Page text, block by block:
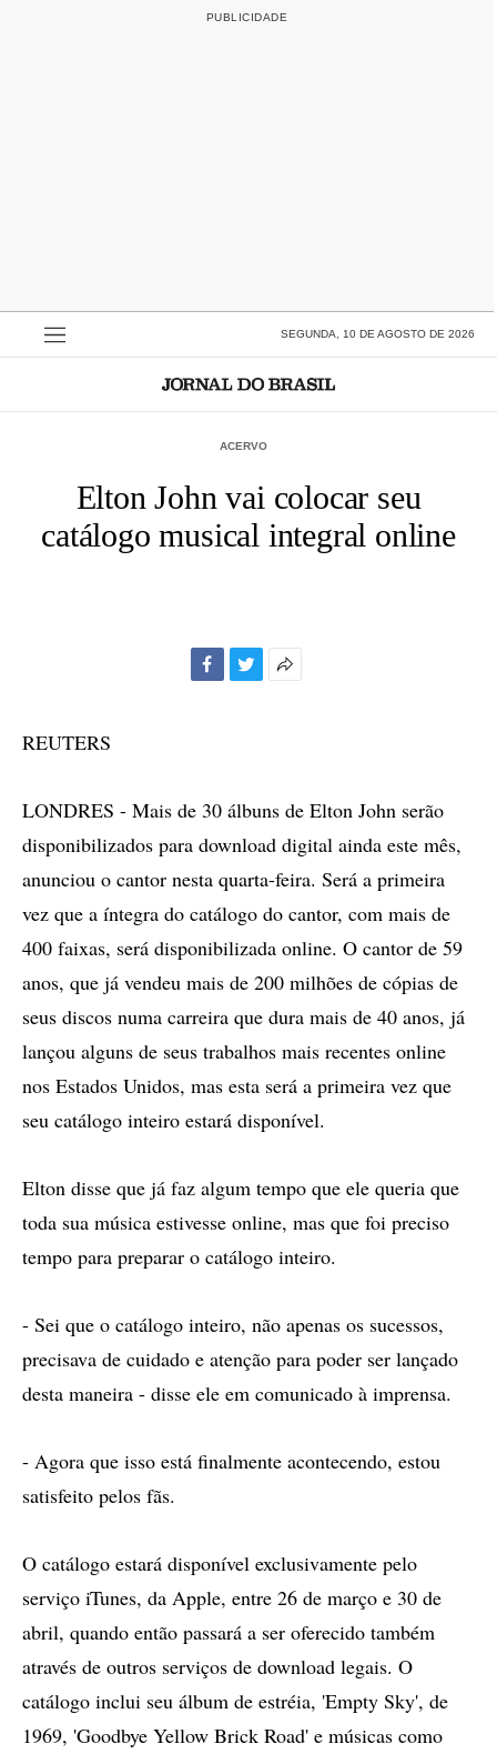
SEGUNDA, 10 DE AGOSTO DE 2026
ACERVO
Elton John vai colocar seu
catálogo musical integral online
REUTERS
LONDRES - Mais de 30 álbuns de Elton John serão
disponibilizados para download digital ainda este mês,
anunciou o cantor nesta quarta-feira. Será a primeira
vez que a íntegra do catálogo do cantor, com mais de
400 faixas, será disponibilizada online. O cantor de 59
anos, que já vendeu mais de 200 milhões de cópias de
seus discos numa carreira que dura mais de 40 anos, já
lançou alguns de seus trabalhos mais recentes online
nos Estados Unidos, mas esta será a primeira vez que
seu catálogo inteiro estará disponível.
Elton disse que já faz algum tempo que ele queria que
toda sua música estivesse online, mas que foi preciso
tempo para preparar o catálogo inteiro.
- Sei que o catálogo inteiro, não apenas os sucessos,
precisava de cuidado e atenção para poder ser lançado
desta maneira - disse ele em comunicado à imprensa.
- Agora que isso está finalmente acontecendo, estou
satisfeito pelos fãs.
O catálogo estará disponível exclusivamente pelo
serviço iTunes, da Apple, entre 26 de março e 30 de
abril, quando então passará a ser oferecido também
através de outros serviços de download legais. O
catálogo inclui seu álbum de estréia, 'Empty Sky', de
1969, 'Goodbye Yellow Brick Road' e músicas como